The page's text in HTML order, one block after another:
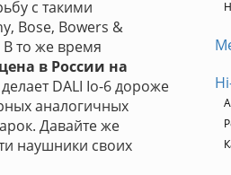
с такими
Bose, Bowers &
то же время
в России на
делает DALI Io-6 дороже
аналогичных
Давайте же
наушники своих